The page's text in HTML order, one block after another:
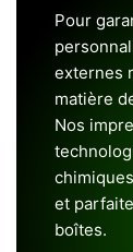
Pour
externes
matière
Nos
et
boîtes.